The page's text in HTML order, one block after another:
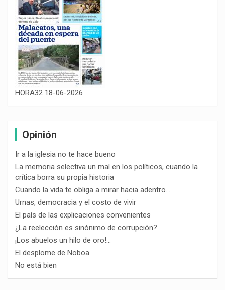
HORA32 18-06-2026
Opinión
Ir a la iglesia no te hace bueno
La memoria selectiva un mal en los políticos, cuando la
crítica borra su propia historia
Cuando la vida te obliga a mirar hacia adentro…
Urnas, democracia y el costo de vivir
El país de las explicaciones convenientes
¿La reelección es sinónimo de corrupción?
¡Los abuelos un hilo de oro!…
El desplome de Noboa
No está bien